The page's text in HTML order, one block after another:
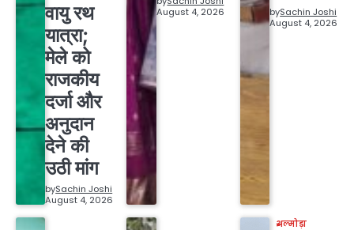
वायु रथ
यात्रा;
मेले को
राजकीय
दर्जा और
अनुदान
देने की
उठी मांग
bySachin Joshi
August 4, 2026
August 4, 2026
bySachin Joshi
August 4, 2026
अल्मोड़ा